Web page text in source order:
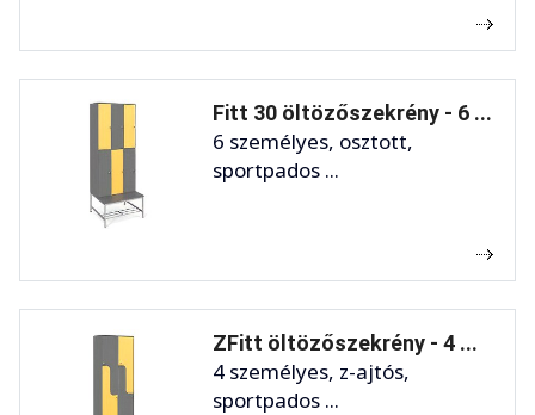
Fitt 30 öltözőszekrény - 6 ...
6 személyes, osztott,
sportpados ...
ZFitt öltözőszekrény - 4 ...
4 személyes, z-ajtós,
sportpados ...